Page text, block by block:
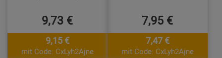
9,73 €
9,15 €
mit Code: CxLyh2Ajne
7,95 €
7,47 €
mit Code: CxLyh2Ajne